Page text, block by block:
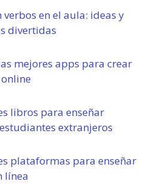
verbos en el aula: ideas y
divertidas
mejores apps para crear
libros para enseñar
extranjeros
plataformas para enseñar
línea